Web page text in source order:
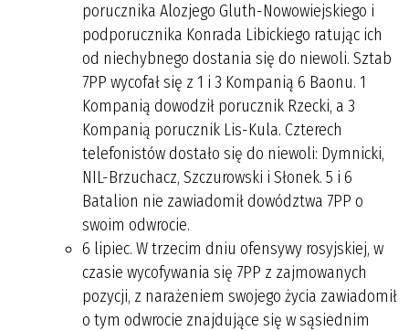
porucznika Alozjego Gluth-Nowowiejskiego i
podporucznika Konrada Libickiego ratując ich
od niechybnego dostania się do niewoli. Sztab
7PP wycofał się z 1 i 3 Kompanią 6 Baonu. 1
Kompanią dowodził porucznik Rzecki, a 3
Kompanią porucznik Lis-Kula. Czterech
telefonistów dostało się do niewoli: Dymnicki,
NIL-Brzuchacz, Szczurowski i Słonek. 5 i 6
Batalion nie zawiadomił dowództwa 7PP o
swoim odwrocie.
6 lipiec. W trzecim dniu ofensywy rosyjskiej, w
czasie wycofywania się 7PP z zajmowanych
pozycji, z narażeniem swojego życia zawiadomił
o tym odwrocie znajdujące się w sąsiednim